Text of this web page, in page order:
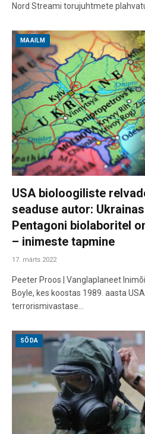
Nord Streami torujuhtmete
MAAILM
USA bioloogiliste
seaduse autor:
Pentagoni biolaboritel
– inimeste tapmine
17. märts 2022
Peeter Proos | Vanglaplaneet
Boyle, kes koostas 1989. aasta
terrorismivastase…
SÕDA